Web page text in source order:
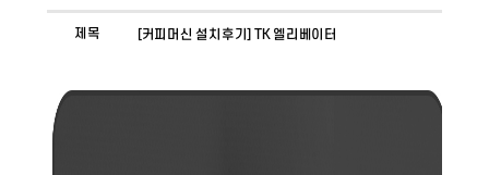
제목 [커피머신 설치후기] TK 엘리베이터